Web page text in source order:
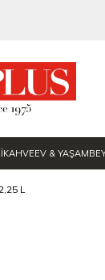
KAHVEEV & YAŞAM
L